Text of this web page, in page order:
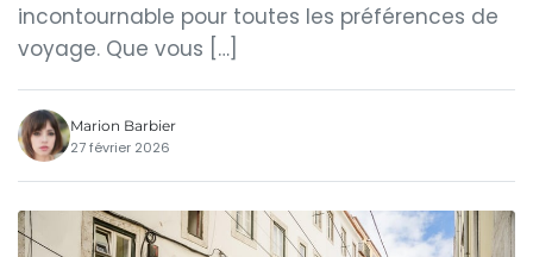
incontournable pour toutes les préférences de
voyage. Que vous […]
Marion Barbier
27 février 2026